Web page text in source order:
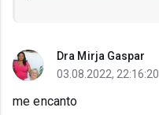
Dra Mirja Gaspar
03.08.2022, 22:16:20
me encanto